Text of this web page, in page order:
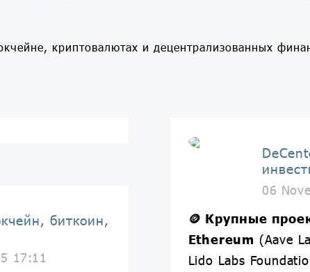
криптовалютах и децентрализованных
биткоин,
17:11
06
🪙 Крупные
Ethereum (Aave
Lido Labs